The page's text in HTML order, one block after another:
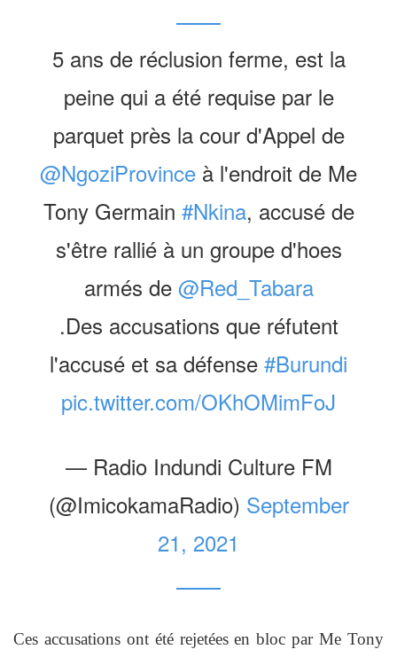
5 ans de réclusion ferme, est la
peine qui a été requise par le
parquet près la cour d'Appel de
@NgoziProvince à l'endroit de Me
Tony Germain #Nkina, accusé de
s'être rallié à un groupe d'hoes
armés de @Red_Tabara
.Des accusations que réfutent
l'accusé et sa défense #Burundi
pic.twitter.com/OKhOMimFoJ
— Radio Indundi Culture FM
(@ImicokamaRadio) September
21, 2021
Ces accusations ont été rejetées en bloc par Me Tony